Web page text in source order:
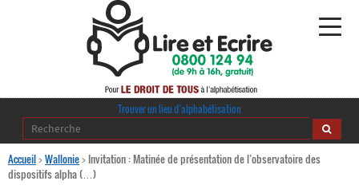
Alphabétisation
Trouver un lieu d’alphabétisation
Accueil>Wallonie> Invitation : Matinée de présentation de l’observatoire des
dispositifs alpha (…)